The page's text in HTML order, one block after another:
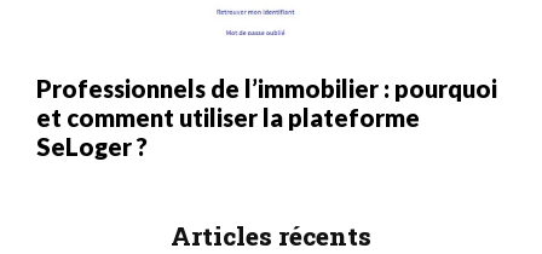
Professionnels de l’immobilier : pourquoi
et comment utiliser la plateforme
SeLoger ?
Articles récents